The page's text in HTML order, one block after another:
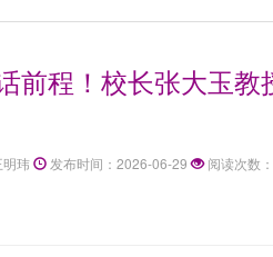
前程！校长张大玉教
明玮 发布时间：2026-06-29 阅读次数：